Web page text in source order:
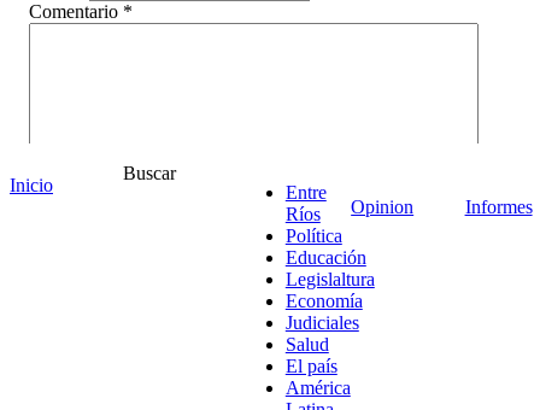
Comentario *
Inicio
Buscar
Entre
Ríos
Política
Educación
Legislaltura
Economía
Judiciales
Salud
El país
América
Opinion Informes
¡Ponete en contacto!